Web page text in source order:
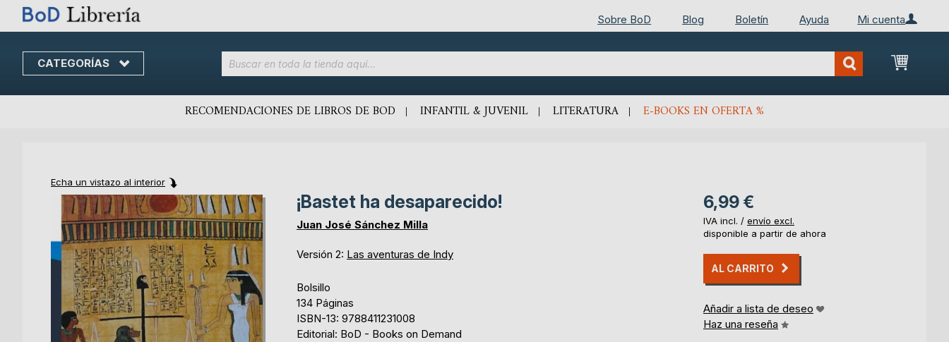
Mi cuenta
Sobre BoD Blog Boletín Ayuda
CATEGORÍAS
Skip
content
Mi
RECOMENDACIONES DE LIBROS DE BOD INFANTIL & JUVENIL LITERATURA E-BOOKS EN OFERTA %
Echa un vistazo al interior
Skip
the
end
of
images
gallery
Skip
the
beginning
of
images
gallery
¡Bastet ha desaparecido!
Juan José Sánchez Milla
Versión 2: Las aventuras de Indy
Bolsillo
134 Páginas
ISBN-13: 9788411231008
Editorial: BoD - Books on Demand
6,99 €
IVA incl. / envío excl.
disponible a partir de ahora
AL CARRITO
Añadir a lista de deseo
Haz una reseña